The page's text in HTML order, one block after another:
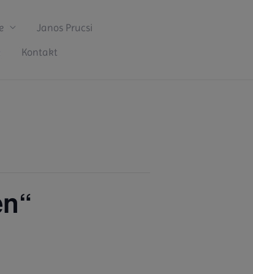
Janos Prucsi
Kontakt